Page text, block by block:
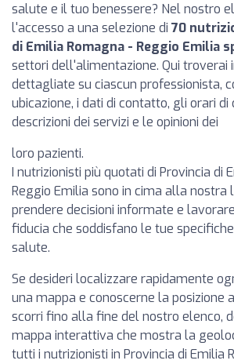
salute e il tuo benessere? Nel nostro
l'accesso a una selezione di 70
di Emilia Romagna - Reggio Emilia
settori dell'alimentazione. Qui troverai
dettagliate su ciascun professionista,
ubicazione, i dati di contatto, gli orari di
descrizioni dei servizi e le opinioni dei
loro pazienti.
I nutrizionisti più quotati di Provincia di
Reggio Emilia sono in cima alla nostra
prendere decisioni informate e
fiducia che soddisfano le tue
salute.
Se desideri localizzare rapidamente
una mappa e conoscerne la posizione
scorri fino alla fine del nostro elenco,
mappa interattiva che mostra la
tutti i nutrizionisti in Provincia di Emilia